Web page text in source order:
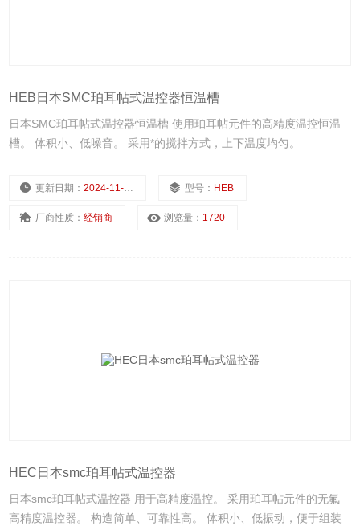
HEB日本SMC珀耳帖式温控器恒温槽
日本SMC珀耳帖式温控器恒温槽 使用珀耳帖元件的高精度温控恒温
槽。 体积小、低噪音。 采用*的搅拌方式，上下温度均匀。
更新日期：2024-11-22 型号： HEB
厂商性质：经销商 浏览量： 1720
HEC日本smc珀耳帖式温控器
日本smc珀耳帖式温控器 用于高精度温控。 采用珀耳帖元件的无氟
高精度温控器。 构造简单、可靠性高。 体积小、低振动，便于组装